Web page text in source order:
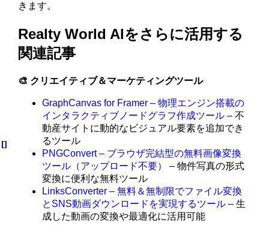
きます。
Realty World AIをさらに活用する
関連記事
🎨 クリエイティブ＆マーケティングツール
GraphCanvas for Framer – 物理エンジン搭載の
インタラクティブノードグラフ作成ツール – 不
動産サイトに動的なビジュアル要素を追加でき
るツール
PNGConvert – ブラウザ完結型の無料画像変換
ツール（アップロード不要）
– 物件写真の形式
変換に便利な無料ツール
LinksConverter – 無料＆無制限でファイル変換
とSNS動画ダウンロードを実現するツール – 生
成した動画の変換や最適化に活用可能